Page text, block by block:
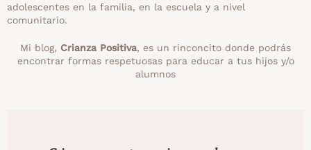
adolescentes en la familia, en la escuela y a nivel
comunitario.
Mi blog, Crianza Positiva, es un rinconcito donde podrás
encontrar formas respetuosas para educar a tus hijos y/o
alumnos